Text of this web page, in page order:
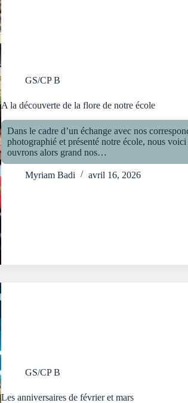
GS/CP B
A la découverte de la flore de notre école
Dans le cadre d’un échange avec nos
photographié et présenté notre école, nous
ouvrons alors grand nos…
Myriam Badi avril 16, 2026
GS/CP B
Les anniversaires de février et mars